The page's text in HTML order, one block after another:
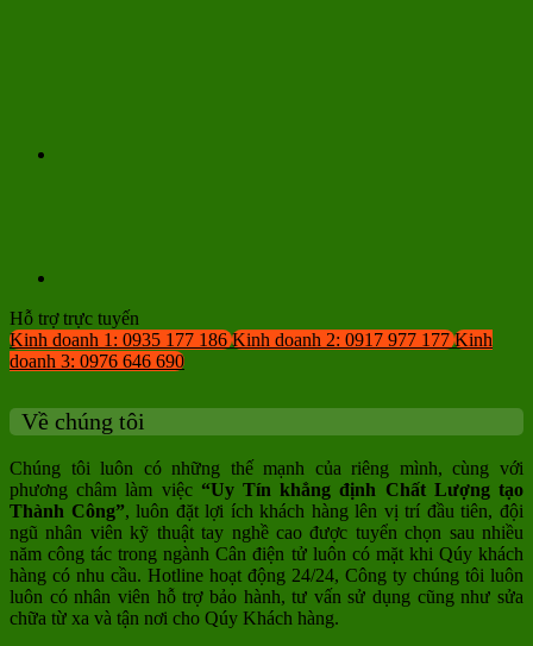
Hỗ trợ trực tuyến
Kinh doanh 1: 0935 177 186 Kinh doanh 2: 0917 977 177 Kinh
doanh 3: 0976 646 690
Về chúng tôi
Chúng tôi luôn có những thế mạnh của riêng mình, cùng với
phương châm làm việc “Uy Tín khẳng định Chất Lượng tạo
Thành Công”, luôn đặt lợi ích khách hàng lên vị trí đầu tiên, đội
ngũ nhân viên kỹ thuật tay nghề cao được tuyển chọn sau nhiều
năm công tác trong ngành Cân điện tử luôn có mặt khi Qúy khách
hàng có nhu cầu. Hotline hoạt động 24/24, Công ty chúng tôi luôn
luôn có nhân viên hỗ trợ bảo hành, tư vấn sử dụng cũng như sửa
chữa từ xa và tận nơi cho Qúy Khách hàng.